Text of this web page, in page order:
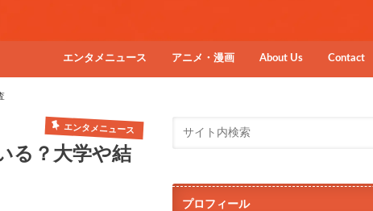
エンタメニュース アニメ・漫画 About Us Contact
エンタメニュース
る？大学や結
プロフィール